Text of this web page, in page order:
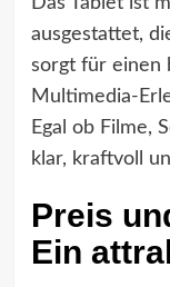
ausgestattet,
sorgt für einen
Multimedia-
Egal ob Filme,
klar, kraftvoll
Preis
Ein